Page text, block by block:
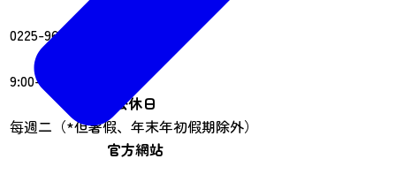
0225-96-5045
9:00-17:00
公休日
每週二（*但暑假、年末年初假期除外）
官方網站